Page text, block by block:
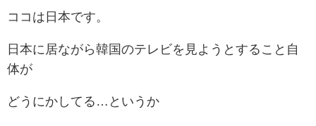
ココは日本です。
日本に居ながら韓国のテレビを見ようとすること自
体が
どうにかしてる…というか